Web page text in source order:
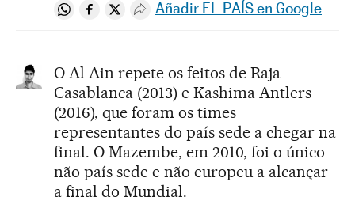
Compartir en Whatsapp
Compartir en Facebook
Compartir en Twitter
Desplegar Redes Sociales
Añadir EL PAÍS en Google
O Al Ain repete os feitos de Raja
Casablanca (2013) e Kashima Antlers
(2016), que foram os times
representantes do país sede a chegar na
final. O Mazembe, em 2010, foi o único
não país sede e não europeu a alcançar
a final do Mundial.